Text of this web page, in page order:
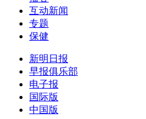
互动新闻
专题
保健
新明日报
早报俱乐部
电子报
国际版
中国版